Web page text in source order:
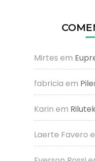
Mirtes em
fabricia em
Karin em
Laerte Favero